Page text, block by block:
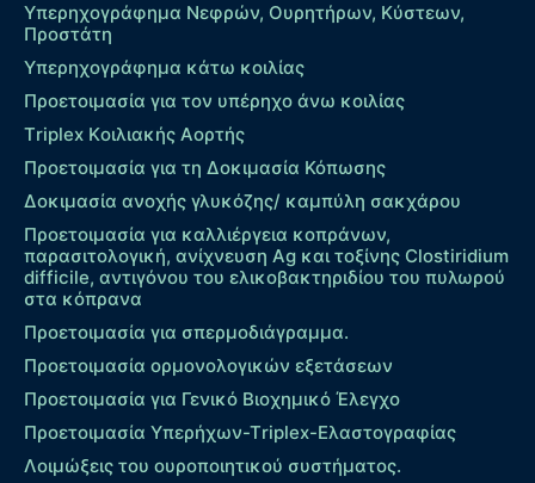
Υπερηχογράφημα Νεφρών, Ουρητήρων, Κύστεων,
Προστάτη
Υπερηχογράφημα κάτω κοιλίας
Προετοιμασία για τον υπέρηχο άνω κοιλίας
Τriplex Kοιλιακής Αορτής
Προετοιμασία για τη Δοκιμασία Κόπωσης
Δοκιμασία ανοχής γλυκόζης/ καμπύλη σακχάρου
Προετοιμασία για καλλιέργεια κοπράνων,
παρασιτολογική, ανίχνευση Ag και τοξίνης Clostiridium
difficile, αντιγόνου του ελικοβακτηριδίου του πυλωρού
στα κόπρανα
Προετοιμασία για σπερμοδιάγραμμα.
Προετοιμασία ορμονολογικών εξετάσεων
Προετοιμασία για Γενικό Βιοχημικό Έλεγχο
Προετοιμασία Υπερήχων-Τriplex-Ελαστογραφίας
Λοιμώξεις του ουροποιητικού συστήματος.